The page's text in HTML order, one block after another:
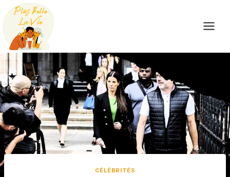
Skip
content
CÉLÉBRITÉS